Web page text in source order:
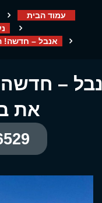
עמוד הבית
אנבל – חדשה!
–
את